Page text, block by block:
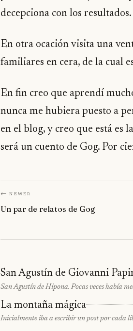
decepciona con los resultados.
En otra ocación visita una
familiares en cera, de la cual
En fin creo que aprendí
nunca me hubiera puesto a
en el blog, y creo que está es
será un cuento de Gog. Por
← Newer
Un par de relatos de Gog
San Agustín de Giovanni
San Agustín de Hipona. Pocas veces había
La montaña mágica
Inicialmente iba a escribir un post por cada